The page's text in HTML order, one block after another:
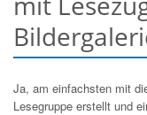
Ja, am einfachsten mit
Lesegruppe erstellt und